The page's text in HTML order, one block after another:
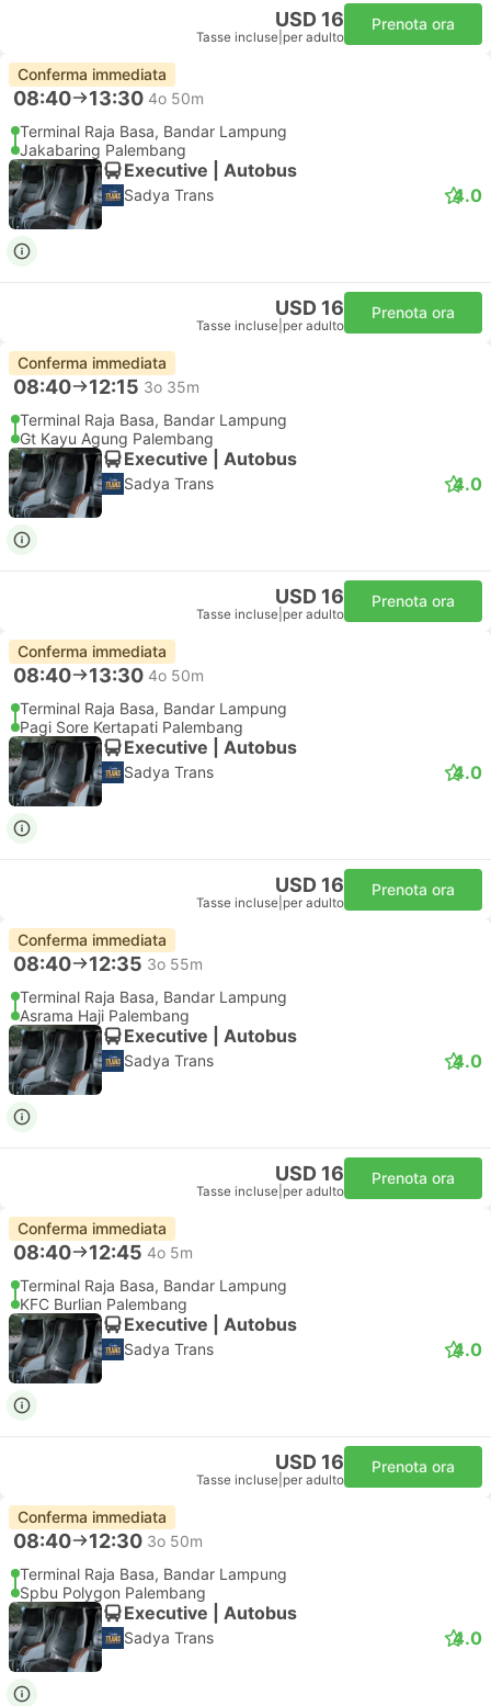
USD 16
Tasse incluse per adulto
Prenota ora
Conferma immediata
08:40 13:30 4o 50m
Terminal Raja Basa, Bandar Lampung
Jakabaring Palembang
Executive | Autobus
Sadya Trans 4.0
USD 16
Tasse incluse per adulto
Prenota ora
Conferma immediata
08:40 12:15 3o 35m
Terminal Raja Basa, Bandar Lampung
Gt Kayu Agung Palembang
Executive | Autobus
Sadya Trans 4.0
USD 16
Tasse incluse per adulto
Prenota ora
Conferma immediata
08:40 13:30 4o 50m
Terminal Raja Basa, Bandar Lampung
Pagi Sore Kertapati Palembang
Executive | Autobus
Sadya Trans 4.0
USD 16
Tasse incluse per adulto
Prenota ora
Conferma immediata
08:40 12:35 3o 55m
Terminal Raja Basa, Bandar Lampung
Asrama Haji Palembang
Executive | Autobus
Sadya Trans 4.0
USD 16
Tasse incluse per adulto
Prenota ora
Conferma immediata
08:40 12:45 4o 5m
Terminal Raja Basa, Bandar Lampung
KFC Burlian Palembang
Executive | Autobus
Sadya Trans 4.0
USD 16
Tasse incluse per adulto
Prenota ora
Conferma immediata
08:40 12:30 3o 50m
Terminal Raja Basa, Bandar Lampung
Spbu Polygon Palembang
Executive | Autobus
Sadya Trans 4.0